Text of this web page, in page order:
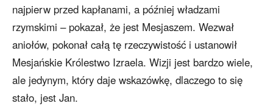
najpierw przed kapłanami, a później władzami
rzymskimi – pokazał, że jest Mesjaszem. Wezwał
aniołów, pokonał całą tę rzeczywistość i ustanowił
Mesjańskie Królestwo Izraela. Wizji jest bardzo wiele,
ale jedynym, który daje wskazówkę, dlaczego to się
stało, jest Jan.